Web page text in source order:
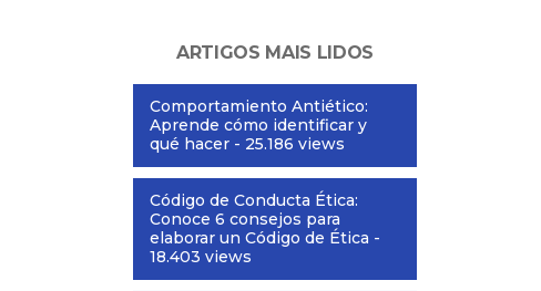
ARTIGOS MAIS LIDOS
Comportamiento Antiético:
Aprende cómo identificar y
qué hacer - 25.186 views
Código de Conducta Ética:
Conoce 6 consejos para
elaborar un Código de Ética -
18.403 views